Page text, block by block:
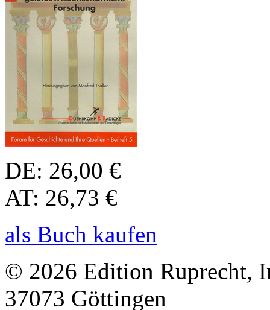
DE: 26,00 €
AT: 26,73 €
als Buch kaufen
© 2026 Edition Ruprecht,
37073 Göttingen